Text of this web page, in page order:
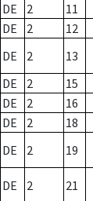
DE
2 11
DE
2 12
DE
2 13
DE
2 15
DE
2 16
DE
2 18
DE
2 19
DE 2 21